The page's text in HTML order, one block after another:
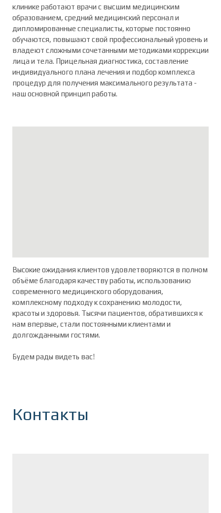
клинике работают врачи с высшим медицинским
образованием, средний медицинский персонал и
дипломированные специалисты, которые постоянно
обучаются, повышают свой профессиональный уровень и
владеют сложными сочетанными методиками коррекции
лица и тела. Прицельная диагностика, составление
индивидуального плана лечения и подбор комплекса
процедур для получения максимального результата -
наш основной принцип работы.
Высокие ожидания клиентов удовлетворяются в полном
объёме благодаря качеству работы, использованию
современного медицинского оборудования,
комплексному подходу к сохранению молодости,
красоты и здоровья. Тысячи пациентов, обратившихся к
нам впервые, стали постоянными клиентами и
долгожданными гостями.
Будем рады видеть вас!
Контакты